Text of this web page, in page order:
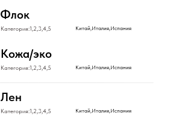
Флок
Категория:1,2,3,4,5 Китай,Италия,Испания
Китай,Италия,Испания
Категория:1,2,3,4,5
Лен
Китай,Италия,Испания
Категория:1,2,3,4,5
Кожа/эко